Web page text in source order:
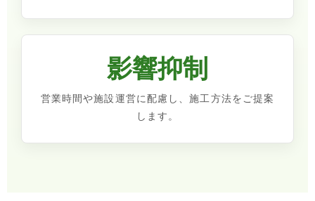
影響抑制
営業時間や施設運営に配慮し、施工方法をご提案
します。